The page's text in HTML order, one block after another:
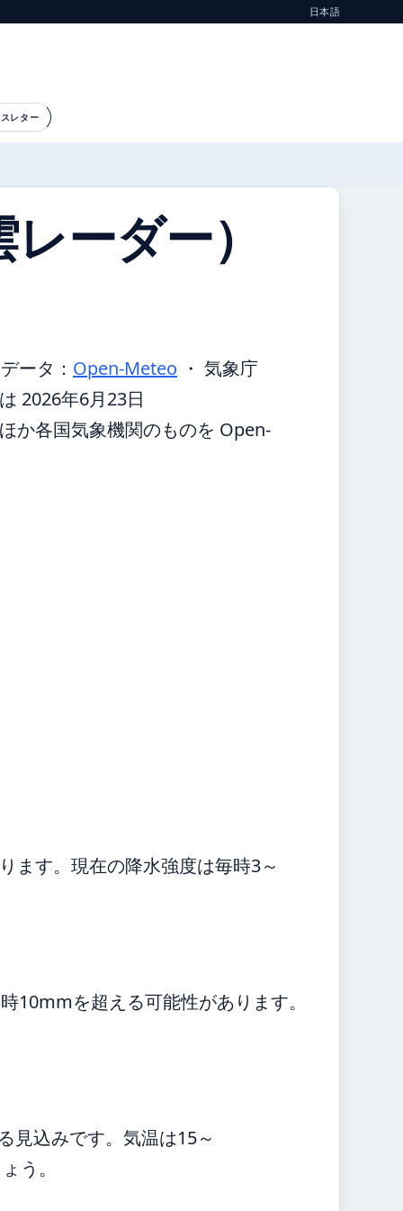
日本語
レター
ーダー）
ータ： Open-Meteo ・ 気象庁
2026年6月23日
か各国気象機関のものを Open-
ます。現在の降水強度は毎時3～
10mmを超える可能性があります。
見込みです。気温は15～
う。